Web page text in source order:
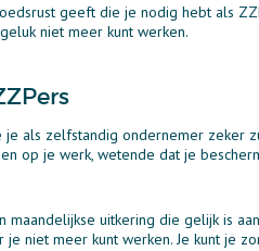
geeft die je nodig hebt als
niet meer kunt werken.
als zelfstandig ondernemer zeker
op je werk, wetende dat je
uitkering die gelijk is
niet meer kunt werken. Je kunt je